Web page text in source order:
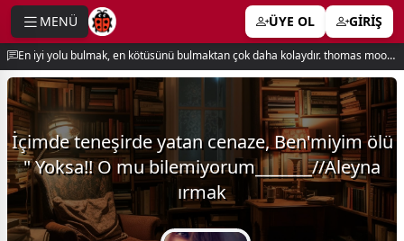
MENÜ ÜYE OL GİRİŞ
En iyi yolu bulmak, en kötüsünü bulmaktan çok daha kolaydır. thomas moore
İçimde teneşirde yatan cenaze, Ben'miyim ölü
" Yoksa!! O mu bilemiyorum_______//Aleyna
ırmak
menu